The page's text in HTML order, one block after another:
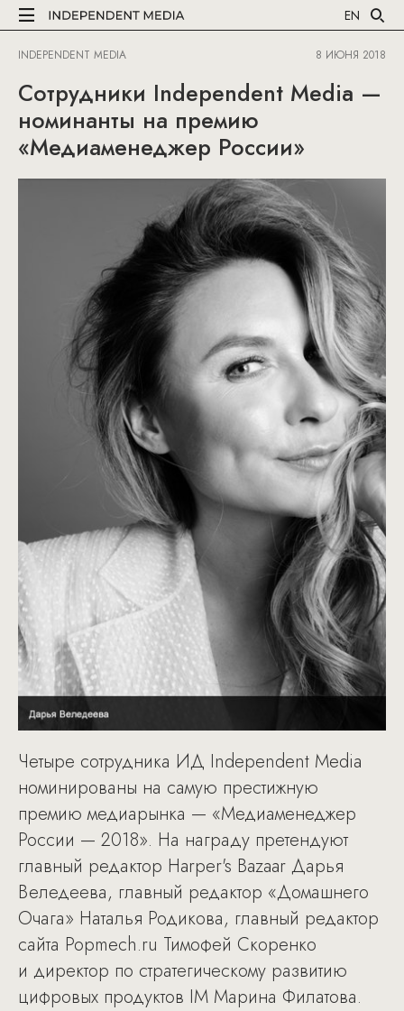
EN
INDEPENDENT MEDIA 8 ИЮНЯ 2018
Сотрудники Independent Media —
номинанты на премию
«Медиаменеджер России»
Четыре сотрудника ИД Independent Media
номинированы на самую престижную
премию медиарынка — «Медиаменеджер
России — 2018». На награду претендуют
главный редактор Harper's Bazaar Дарья
Веледеева, главный редактор «Домашнего
Очага» Наталья Родикова, главный редактор
сайта Popmech.ru Тимофей Скоренко
и директор по стратегическому развитию
цифровых продуктов IM Марина Филатова.